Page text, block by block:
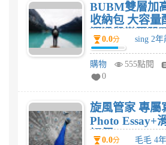
BUBM雙層加
收納包 大容量
源滑鼠變壓器
旅行旅遊評價
0.0分 sing 2
購物 555點閱
0
旋風管家 專屬
Photo Essay+
評價?
0.0分 毛毛 4